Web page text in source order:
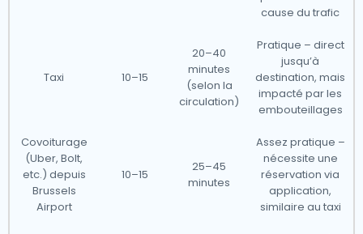
cause du trafic
Taxi 10–15
20–40
minutes
(selon la
circulation)
Pratique – direct
jusqu’à
destination, mais
impacté par les
embouteillages
Covoiturage
(Uber, Bolt,
etc.) depuis
Brussels
Airport
10–15
25–45
minutes
Assez pratique –
nécessite une
réservation via
application,
similaire au taxi